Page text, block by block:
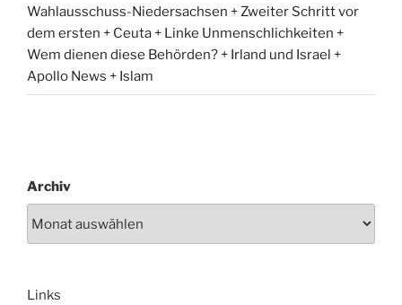
Wahlausschuss-Niedersachsen + Zweiter Schritt vor
dem ersten + Ceuta + Linke Unmenschlichkeiten +
Wem dienen diese Behörden? + Irland und Israel +
Apollo News + Islam
Archiv
Links